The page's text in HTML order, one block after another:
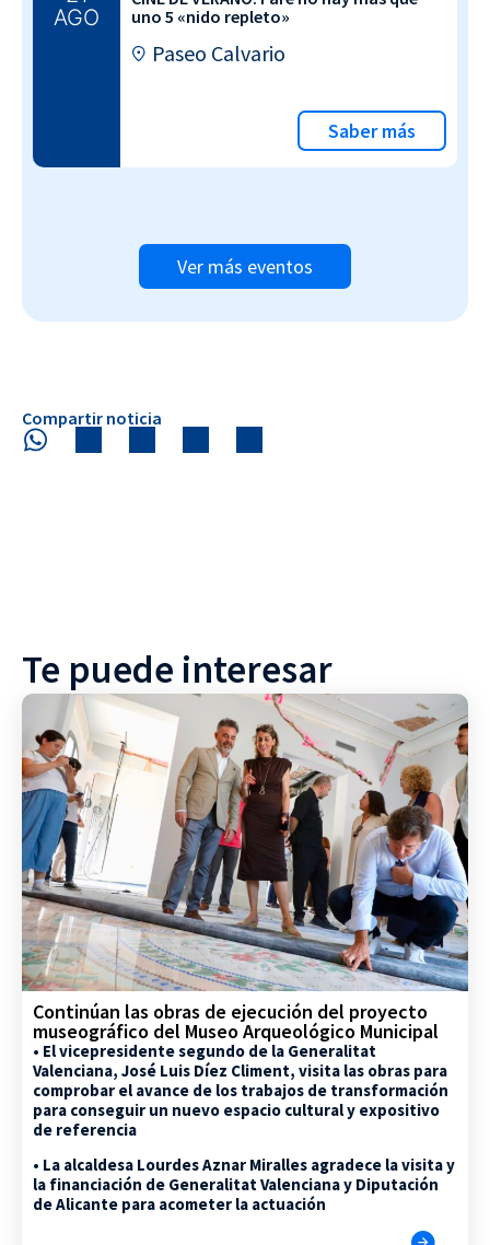
AGO
uno 5 «nido repleto»
Paseo Calvario
Saber más
Ver más eventos
Compartir noticia
Te puede interesar
Continúan las obras de ejecución del proyecto
museográfico del Museo Arqueológico Municipal
• El vicepresidente segundo de la Generalitat
Valenciana, José Luis Díez Climent, visita las obras para
comprobar el avance de los trabajos de transformación
para conseguir un nuevo espacio cultural y expositivo
de referencia
• La alcaldesa Lourdes Aznar Miralles agradece la visita y
la financiación de Generalitat Valenciana y Diputación
de Alicante para acometer la actuación